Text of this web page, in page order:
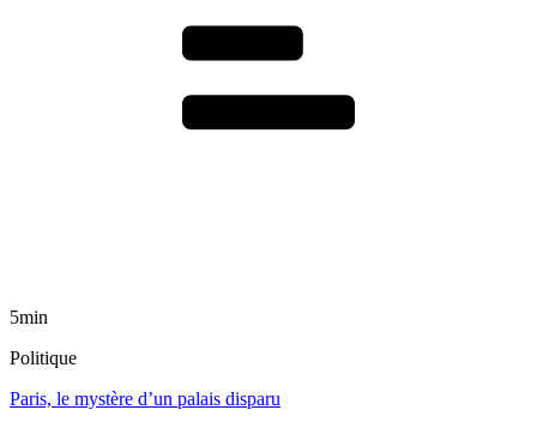
5min
Politique
Paris, le mystère d’un palais disparu